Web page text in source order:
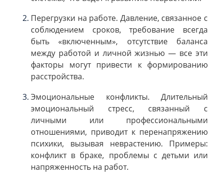
Перегрузки на работе. Давление, связанное с
соблюдением сроков, требование всегда
быть «включенным», отсутствие баланса
между работой и личной жизнью — все эти
факторы могут привести к формированию
расстройства.
Эмоциональные конфликты. Длительный
эмоциональный стресс, связанный с
личными или профессиональными
отношениями, приводит к перенапряжению
психики, вызывая неврастению. Примеры:
конфликт в браке, проблемы с детьми или
напряженность на работ.